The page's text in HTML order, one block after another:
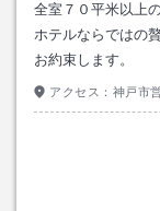
全室７０平米以上
ホテルならではの
お約束します。
アクセス： 神戸市